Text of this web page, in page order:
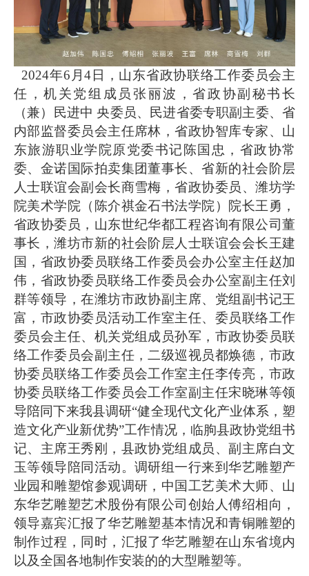
2024年6月4日，山东省政协联络工作委员会主
任，机关党组成员 张丽波 ，省政协副秘书长
（兼）民进中 央委员、民进省委专职副主委、省
内部监督委员会主任席林，省政协智库专家、山
东旅游职业学院原党委书记陈国忠，省政协常
委、金诺国际拍卖集团董事长、省新的社会阶层
人士联谊会副会长商雪梅，省政协委员、潍坊学
院美术学院（陈介祺金石书法学院）院长王勇，
省政协委员，山东世纪华都工程咨询有限公司董
事长，潍坊市新的社会阶层人士联谊会会长王建
国，省政协委员联络工作委员会办公室主任赵加
伟，省政协委员联络工作委员会办公室副主任刘
群等领导，在潍坊市政协副主席、党组副书记王
富，市政协委员活动工作室主任、委员联络工作
委员会主任、机关党组成员孙军，市政协委员联
络工作委员会副主任，二级巡视员都焕德，市政
协委员联络工作委员会工作室主任李传亮，市政
协委员联络工作委员会工作室副主任宋晓琳等领
导陪同下来我县调研“健全现代文化产业体系，塑
造文化产业新优势”工作情况，临朐县政协党组书
记、主席王秀刚，县政协党组成员、副主席白文
玉等领导陪同活动。调研组一行来到华艺雕塑产
业园和雕塑馆参观调研，中国工艺美术大师、山
东华艺雕塑艺术股份有限公司创始人傅绍相向，
领导嘉宾汇报了华艺雕塑基本情况和青铜雕塑的
制作过程，同时，汇报了华艺雕塑在山东省境内
以及全国各地制作安装的的大型雕塑等。